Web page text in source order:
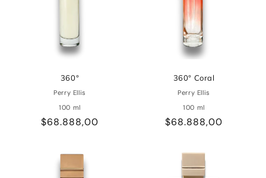
360°
Perry Ellis
100 ml
Precio
$68.888,00
360° Coral
Perry Ellis
100 ml
Precio
$68.888,00